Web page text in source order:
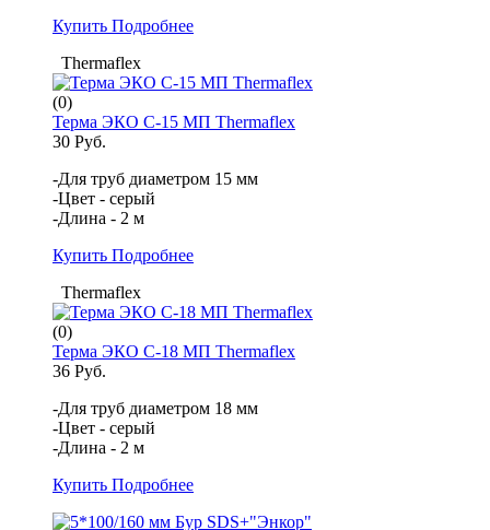
Купить Подробнее
Thermaflex
(0)
Терма ЭКО С-15 МП Thermaflex
30 Руб.
-Для труб диаметром 15 мм
-Цвет - серый
-Длина - 2 м
Купить Подробнее
Thermaflex
(0)
Терма ЭКО С-18 МП Thermaflex
36 Руб.
-Для труб диаметром 18 мм
-Цвет - серый
-Длина - 2 м
Купить Подробнее